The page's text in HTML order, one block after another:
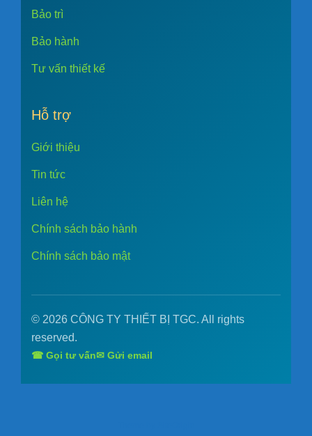
Bảo trì
Bảo hành
Tư vấn thiết kế
Hỗ trợ
Giới thiệu
Tin tức
Liên hệ
Chính sách bảo hành
Chính sách bảo mật
© 2026 CÔNG TY THIẾT BỊ TGC. All rights
reserved.
☎ Gọi tư vấn✉ Gửi email